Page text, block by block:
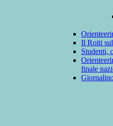
Il Roiti
Studenti,
finale